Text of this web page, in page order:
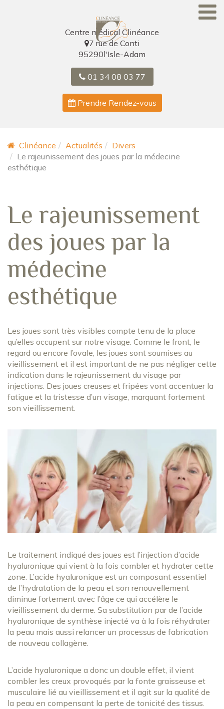
Centre médical Clinéance
7 rue de Conti
95290l'Isle-Adam
01 34 08 03 77
Prendre Rendez-vous
Clinéance Actualités
Divers
Le rajeunissement des joues par la médecine
esthétique
Le rajeunissement
des joues par la
médecine
esthétique
Les joues sont très visibles compte tenu de la place
qu’elles occupent sur notre visage. Comme le front, le
regard ou encore l’ovale, les joues sont soumises au
vieillissement et il est important de ne pas négliger cette
indication dans le rajeunissement du visage par
injections. Des joues creuses et fripées vont accentuer la
fatigue et la tristesse d’un visage, marquant fortement
son vieillissement.
Le traitement indiqué des joues est l’injection d’acide
hyaluronique qui vient à la fois combler et hydrater cette
zone. L’acide hyaluronique est un composant essentiel
de l’hydratation de la peau et son renouvellement
diminue fortement avec l’âge ce qui accélère le
vieillissement du derme. Sa substitution par de l’acide
hyaluronique de synthèse injecté va à la fois réhydrater
la peau mais aussi relancer un processus de fabrication
de nouveau collagène.
L’acide hyaluronique a donc un double effet, il vient
combler les creux provoqués par la fonte graisseuse et
musculaire lié au vieillissement et il agit sur la qualité de
la peau en compensant la perte de tonicité des tissus.